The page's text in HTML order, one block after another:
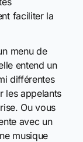
faciliter la
menu de
entend un
différentes
les appelants
Ou vous
avec un
musique